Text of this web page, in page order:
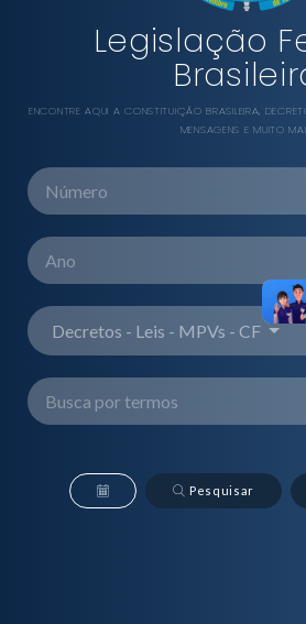
Legislação
ENCONTRE AQUI A CONSTITUIÇÃO BRASILEIRA,
MENSAGENS E MUITO
Decretos - Leis - MPVs - CF
Pesquisar